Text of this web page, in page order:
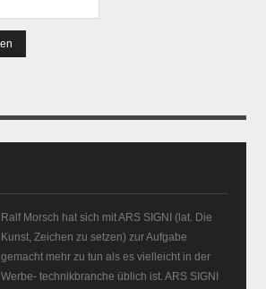
Ralf Morsch hat sich mit ARS SIGNI (lat. Die
Kunst, Zeichen zu setzen) zur Aufgabe
gemacht mehr zu tun als es vielleicht in der
Werbe- technikbranche üblich ist. ARS SIGNI